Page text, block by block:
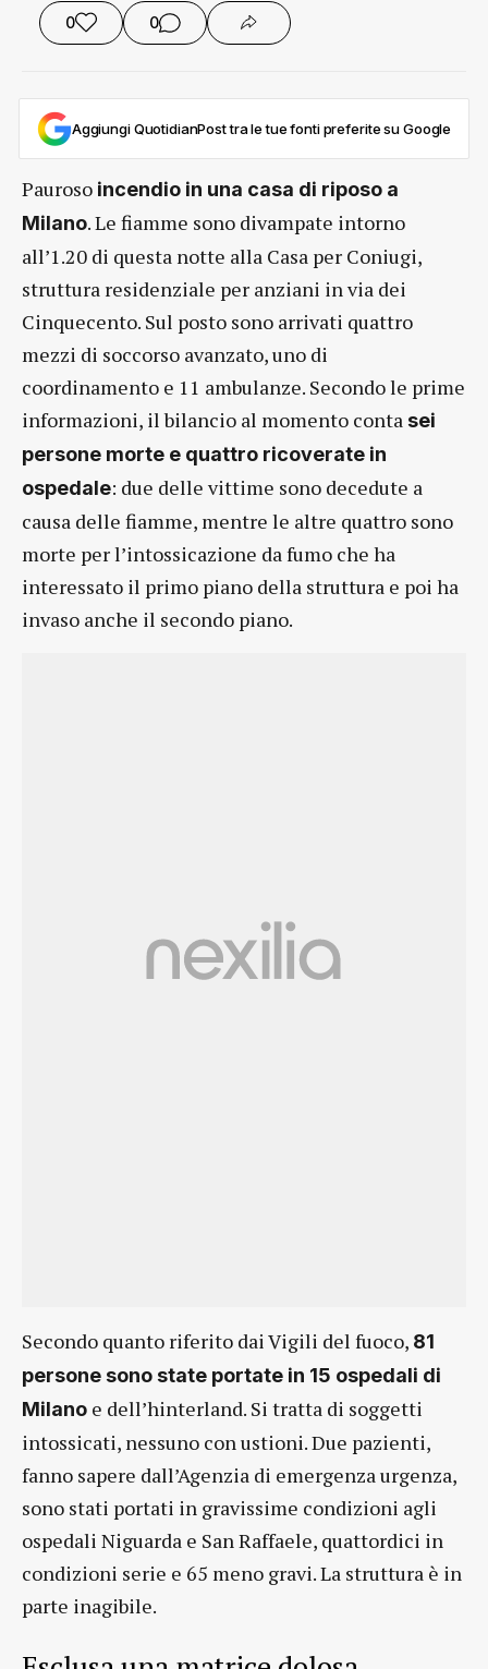
0 0
Aggiungi QuotidianPost tra le tue fonti preferite su Google
Pauroso incendio in una casa di riposo a
Milano. Le fiamme sono divampate intorno
all’1.20 di questa notte alla Casa per Coniugi,
struttura residenziale per anziani in via dei
Cinquecento. Sul posto sono arrivati quattro
mezzi di soccorso avanzato, uno di
coordinamento e 11 ambulanze. Secondo le prime
informazioni, il bilancio al momento conta sei
persone morte e quattro ricoverate in
ospedale: due delle vittime sono decedute a
causa delle fiamme, mentre le altre quattro sono
morte per l’intossicazione da fumo che ha
interessato il primo piano della struttura e poi ha
invaso anche il secondo piano.
Secondo quanto riferito dai Vigili del fuoco, 81
persone sono state portate in 15 ospedali di
Milano e dell’hinterland. Si tratta di soggetti
intossicati, nessuno con ustioni. Due pazienti,
fanno sapere dall’Agenzia di emergenza urgenza,
sono stati portati in gravissime condizioni agli
ospedali Niguarda e San Raffaele, quattordici in
condizioni serie e 65 meno gravi. La struttura è in
parte inagibile.